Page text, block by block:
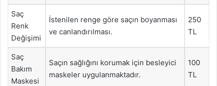
Saç
Renk
Değişimi
İstenilen renge göre saçın boyanması
ve canlandırılması.
250
TL
Saç
Bakım
Maskesi
Saçın sağlığını korumak için besleyici
maskeler uygulanmaktadır.
100
TL